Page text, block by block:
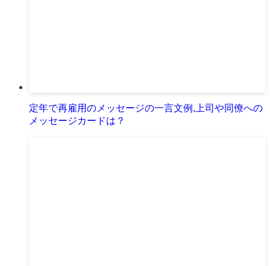
定年で再雇用のメッセージの一言文例,上司や同僚への
メッセージカードは？